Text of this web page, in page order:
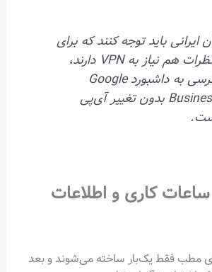
ایرانی باید توجه کنند که برای
مدیریت نظرات هم نیاز به VPN دارند،
چون دسترسی به داشبورد Google
Business Profile بدون تغییر آی‌پی
کاری و اطلاعات
مطب فقط یک‌بار ساخته می‌شوند و بعد